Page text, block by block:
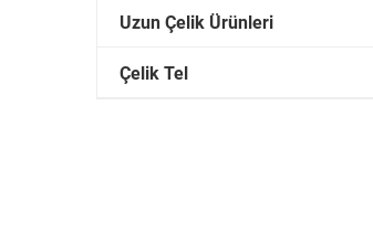
Uzun Çelik Ürünleri
Çelik Tel